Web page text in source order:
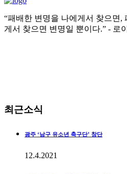
“패배한 변명을 나에게서 찾으면,
게서 찾으면 변명일 뿐이다.” - 로
최근소식
광주 ‘남구 유소년 축구단’ 창단
12.4.2021